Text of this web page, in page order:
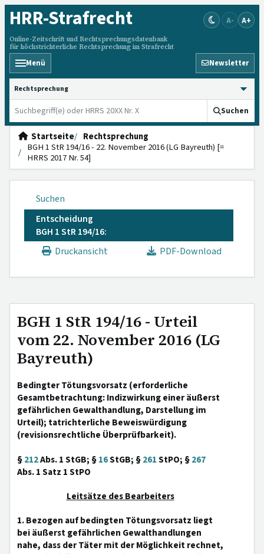
HRR-Strafrecht
Online-Zeitschrift und Rechtsprechungsdatenbank
für höchstrichterliche Rechtsprechung im Strafrecht
A- A+
Menü Newsletter
HRRS durchsuchen
Suchen
Startseite
Rechtsprechung
BGH 1 StR 194/16 - 22. November 2016 (LG Bayreuth) [=
HRRS 2017 Nr. 54]
Suchen
Entscheidung
BGH 1 StR 194/16:
Druckansicht
PDF-Download
BGH 1 StR 194/16 - Urteil
vom 22. November 2016 (LG
Bayreuth)
Bedingter Tötungsvorsatz (erforderliche
Gesamtbetrachtung: Indizwirkung einer äußerst
gefährlichen Gewalthandlung, Darstellung im
Urteil); tatrichterliche Beweiswürdigung
(revisionsrechtliche Überprüfbarkeit).
§212Abs. 1 StGB; §16StGB; §261StPO; §267
Abs. 1 Satz 1 StPO
Leitsätze des Bearbeiters
1. Bezogen auf bedingten Tötungsvorsatz liegt
bei äußerst gefährlichen Gewalthandlungen
nahe, dass der Täter mit der Möglichkeit rechnet,